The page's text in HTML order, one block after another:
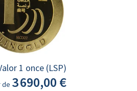
1 once (LSP)
de 3 690,00 €